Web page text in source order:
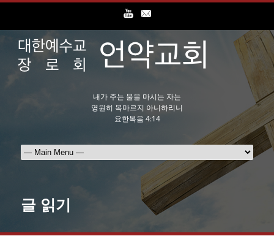
내가 주는 물을 마시는 자는
영원히 목마르지 아니하리니
요한복음 4:14
글 읽기